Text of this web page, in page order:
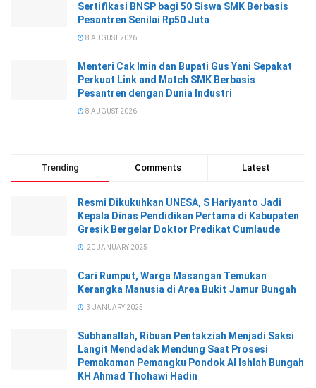
Sertifikasi BNSP bagi 50 Siswa SMK Berbasis
Pesantren Senilai Rp50 Juta
8 AUGUST 2026
Menteri Cak Imin dan Bupati Gus Yani Sepakat
Perkuat Link and Match SMK Berbasis
Pesantren dengan Dunia Industri
8 AUGUST 2026
Trending Comments Latest
Resmi Dikukuhkan UNESA, S Hariyanto Jadi
Kepala Dinas Pendidikan Pertama di Kabupaten
Gresik Bergelar Doktor Predikat Cumlaude
20 JANUARY 2025
Cari Rumput, Warga Masangan Temukan
Kerangka Manusia di Area Bukit Jamur Bungah
3 JANUARY 2025
Subhanallah, Ribuan Pentakziah Menjadi Saksi
Langit Mendadak Mendung Saat Prosesi
Pemakaman Pemangku Pondok Al Ishlah Bungah
KH Ahmad Thohawi Hadin